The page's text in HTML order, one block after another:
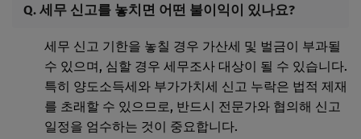
Q. 세무 신고를 놓치면 어떤 불이익이 있나요?
세무 신고 기한을 놓칠 경우 가산세 및 벌금이 부과될
수 있으며, 심할 경우 세무조사 대상이 될 수 있습니다.
특히 양도소득세와 부가가치세 신고 누락은 법적 제재
를 초래할 수 있으므로, 반드시 전문가와 협의해 신고
일정을 엄수하는 것이 중요합니다.